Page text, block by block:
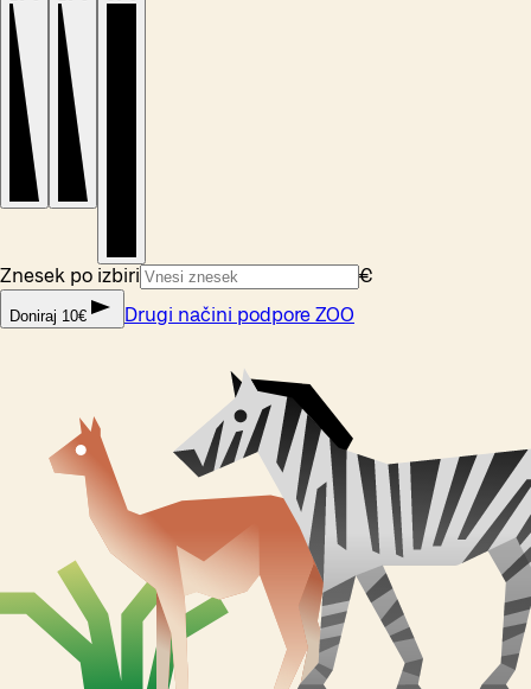
Znesek po izbiri €
Doniraj 10€ Drugi načini podpore ZOO